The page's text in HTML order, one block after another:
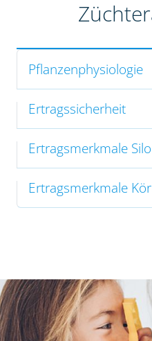
Pflanzenphysiologie
Ertragssicherheit
Ertragsmerkmale
Ertragsmerkmale